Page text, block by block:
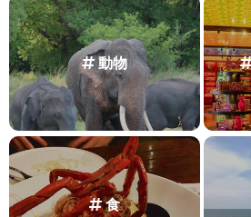
動物
食